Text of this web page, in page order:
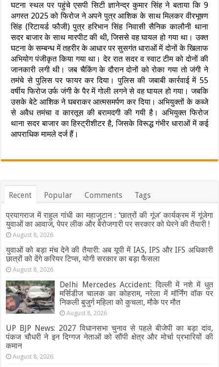
घटना स्थल पर पहुंचे एसपी सिटी ज्ञानेन्द्र कुमार सिंह ने बताया कि 9
अगस्त 2025 को फिरोज ने अपने पुत्र आशिक के साथ मिलकर वीरभूषण
सिंह (रिटायर्ड फौजी) पुत्र हरिभान सिंह निवासी सैनिक कालौनी थाना
सदर बाजार के साथ मारपीट की थी, जिससे वह घायल हो गया था। उक्त
घटना के सम्बन्ध में तहरीर के आधार पर सुसगंत धाराओं में दोनों के खिलाफ
अभियोग पंजीकृत किया गया था। देर रात सदर व स्वाट टीम को दोनों की
जानकारी लगी थी। जब चैकिंग के दौरान दोनों को रोका गया तो जंगी ने
तमंचे से पुलिस पर फायर कर दिया। पुलिस की जबाबी कार्रवाई में 55
वर्षीय फिरोज उर्फ जंगी के पैर में गोली लगने से वह घायल हो गया। जबकि
उसके बेटे आशिक ने घबराकर आत्मसमर्पण कर दिया। अभियुक्तों के कब्जे
से अवैध तमंचा व कारतूस की बरामदगी की गयी है। अभियुक्त फिरोज
थाना सदर बाजार का हिस्ट्रीशीटर है, जिसके विरूद्ध गंभीर धाराओं में कई
आपराधिक मामले दर्ज हैं।
Recent Popular Comments Tags
प्रयागराज में राहुल गांधी का महाजुटान : ‘छात्रों की गूंज’ कार्यक्रम में गूंजेगा
युवाओं का आवाज, पेपर लीक और बेरोजगारी पर सरकार को घेरने की तैयारी !
August 8, 2026
युवाओं को बड़ा मंच देने की तैयारी: अब यूपी में IAS, IPS और IFS अधिकारी
छात्रों को देंगे करियर टिप्स, योगी सरकार का बड़ा फैसला
August 8, 2026
Delhi Mercedes Accident: दिल्ली में नशे में धुत
मर्सिडीज चालक का कोहराम, नरेला में मॉर्निंग वॉक पर
निकली बुजुर्ग महिला को कुचला, मौके पर मौत
August 8, 2026
UP BJP News: 2027 विधानसभा चुनाव से पहले बीजेपी का बड़ा दांव,
पंकज चौधरी ने इन दिग्गज नेताओं को सौंपी क्षेत्र और मोर्चा प्रभारियों की
कमान
August 8, 2026